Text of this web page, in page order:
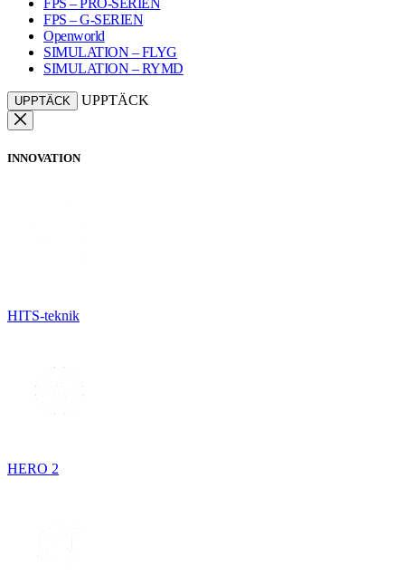
FPS – PRO-SERIEN
FPS – G-SERIEN
Openworld
SIMULATION – FLYG
SIMULATION – RYMD
UPPTÄCK UPPTÄCK
INNOVATION
HITS-teknik
HERO 2